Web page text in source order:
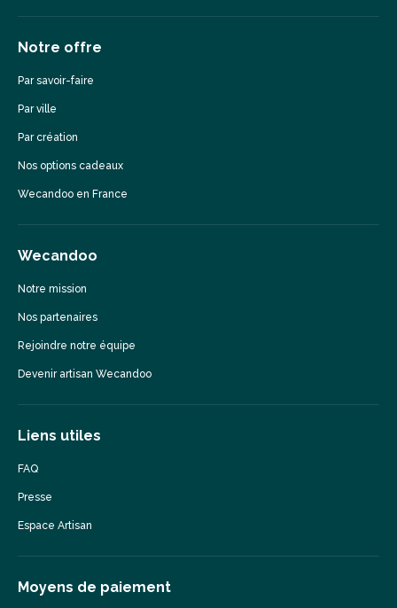
Notre offre
Par savoir-faire
Par ville
Par création
Nos options cadeaux
Wecandoo en France
Wecandoo
Notre mission
Nos partenaires
Rejoindre notre équipe
Devenir artisan Wecandoo
Liens utiles
FAQ
Presse
Espace Artisan
Moyens de paiement